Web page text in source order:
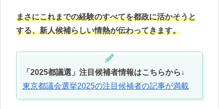
まさにこれまでの経験のすべてを都政に活かそうと
する、新人候補らしい情熱が伝わってきます。
「2025都議選」注目候補者情報はこちらから↓
東京都議会選挙2025の注目候補者の記事が満載